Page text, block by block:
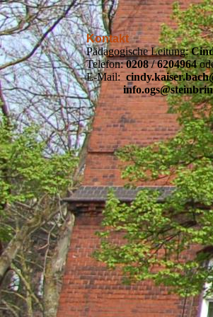
Kontakt
Pädagogische Leitung:
Telefon:0208 / 6204964
E-Mail: